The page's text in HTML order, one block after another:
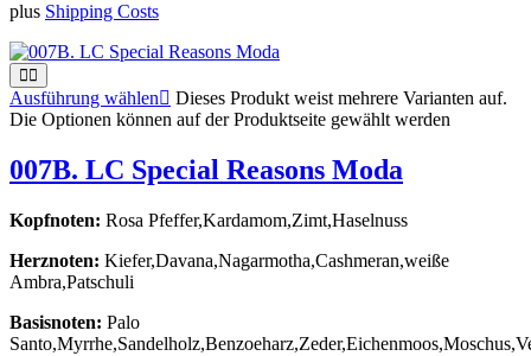
plus Shipping Costs
Ausführung wählen
Dieses Produkt weist mehrere Varianten auf.
Die Optionen können auf der Produktseite gewählt werden
007B. LC Special Reasons Moda
Kopfnoten: Rosa Pfeffer,Kardamom,Zimt,Haselnuss
Herznoten: Kiefer,Davana,Nagarmotha,Cashmeran,weiße
Ambra,Patschuli
Basisnoten: Palo